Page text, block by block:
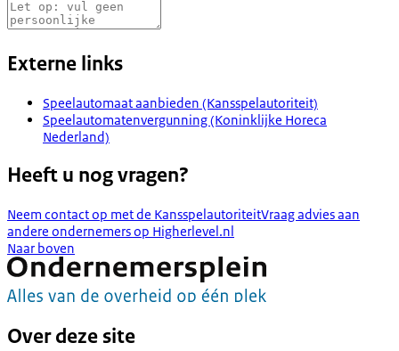
Externe links
Speelautomaat aanbieden (Kansspelautoriteit)
Speelautomatenvergunning (Koninklijke Horeca
Nederland)
Heeft u nog vragen?
Neem contact op met de KansspelautoriteitVraag advies aan
andere ondernemers op Higherlevel.nl
Naar boven
Over deze site